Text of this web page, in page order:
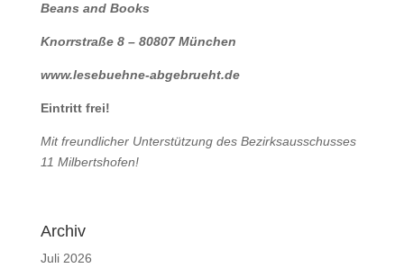
Beans and Books
Knorrstraße 8 – 80807 München
www.lesebuehne-abgebrueht.de
Eintritt frei!
Mit freundlicher Unterstützung des Bezirksausschusses
11 Milbertshofen!
Archiv
Juli 2026